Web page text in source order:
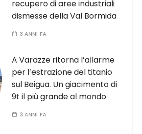
recupero di aree industriali
dismesse della Val Bormida
3 ANNI FA
A Varazze ritorna l’allarme
per l’estrazione del titanio
sul Beigua. Un giacimento di
9t il più grande al mondo
3 ANNI FA